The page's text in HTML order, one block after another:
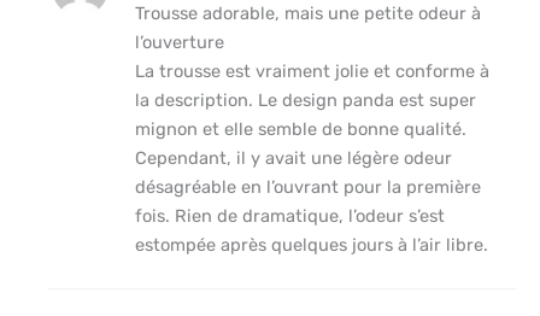
Trousse adorable, mais une petite odeur à
l’ouverture
La trousse est vraiment jolie et conforme à
la description. Le design panda est super
mignon et elle semble de bonne qualité.
Cependant, il y avait une légère odeur
désagréable en l’ouvrant pour la première
fois. Rien de dramatique, l’odeur s’est
estompée après quelques jours à l’air libre.